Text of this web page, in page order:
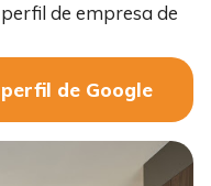
de empresa de
de Google